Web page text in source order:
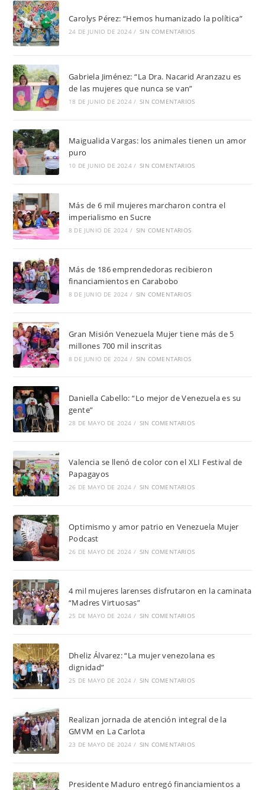
Carolys Pérez: “Hemos humanizado la política”
24 DE JUNIO DE 2024 / SIN COMENTARIOS
Gabriela Jiménez: “La Dra. Nacarid Aranzazu es
de las mujeres que nunca se van”
18 DE JUNIO DE 2024 / SIN COMENTARIOS
Maigualida Vargas: los animales tienen un amor
puro
10 DE JUNIO DE 2024 / SIN COMENTARIOS
Más de 6 mil mujeres marcharon contra el
imperialismo en Sucre
8 DE JUNIO DE 2024 / SIN COMENTARIOS
Más de 186 emprendedoras recibieron
financiamientos en Carabobo
8 DE JUNIO DE 2024 / SIN COMENTARIOS
Gran Misión Venezuela Mujer tiene más de 5
millones 700 mil inscritas
8 DE JUNIO DE 2024 / SIN COMENTARIOS
Daniella Cabello: “Lo mejor de Venezuela es su
gente”
28 DE MAYO DE 2024 / SIN COMENTARIOS
Valencia se llenó de color con el XLI Festival de
Papagayos
26 DE MAYO DE 2024 / SIN COMENTARIOS
Optimismo y amor patrio en Venezuela Mujer
Podcast
26 DE MAYO DE 2024 / SIN COMENTARIOS
4 mil mujeres larenses disfrutaron en la caminata
“Madres Virtuosas”
25 DE MAYO DE 2024 / SIN COMENTARIOS
Dheliz Álvarez: “La mujer venezolana es
dignidad”
25 DE MAYO DE 2024 / SIN COMENTARIOS
Realizan jornada de atención integral de la
GMVM en La Carlota
23 DE MAYO DE 2024 / SIN COMENTARIOS
Presidente Maduro entregó financiamientos a